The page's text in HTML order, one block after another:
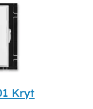
Kryt